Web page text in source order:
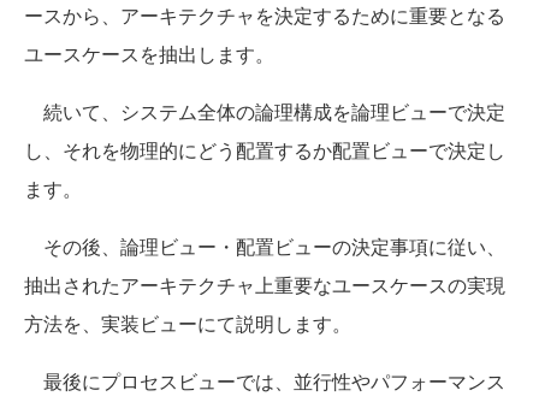
ースから、アーキテクチャを決定するために重要となる
ユースケースを抽出します。
続いて、システム全体の論理構成を論理ビューで決定
し、それを物理的にどう配置するか配置ビューで決定し
ます。
その後、論理ビュー・配置ビューの決定事項に従い、
抽出されたアーキテクチャ上重要なユースケースの実現
方法を、実装ビューにて説明します。
最後にプロセスビューでは、並行性やパフォーマンス